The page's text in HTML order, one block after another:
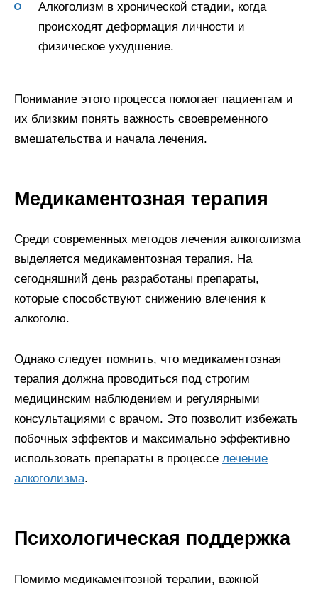
Алкоголизм в хронической стадии, когда
происходят деформация личности и
физическое ухудшение.
Понимание этого процесса помогает пациентам и
их близким понять важность своевременного
вмешательства и начала лечения.
Медикаментозная терапия
Среди современных методов лечения алкоголизма
выделяется медикаментозная терапия. На
сегодняшний день разработаны препараты,
которые способствуют снижению влечения к
алкоголю.
Однако следует помнить, что медикаментозная
терапия должна проводиться под строгим
медицинским наблюдением и регулярными
консультациями с врачом. Это позволит избежать
побочных эффектов и максимально эффективно
использовать препараты в процессе лечение
алкоголизма.
Психологическая поддержка
Помимо медикаментозной терапии, важной